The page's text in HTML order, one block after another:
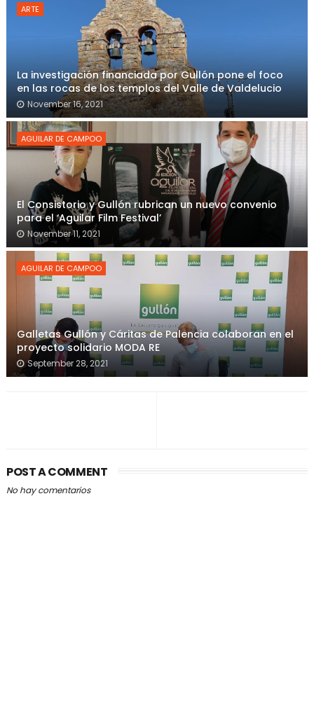
ARTE
La investigación financiada por Gullón pone el foco
en las rocas de los templos del Valle de Valdelucio
November 16, 2021
AGUILAR DE CAMPOO
El Consistorio y Gullón rubrican un nuevo convenio
para el ‘Aguilar Film Festival’
November 11, 2021
AGUILAR DE CAMPOO
Galletas Gullón y Cáritas de Palencia colaboran en el
proyecto solidario MODA RE
September 28, 2021
POST A COMMENT
No hay comentarios